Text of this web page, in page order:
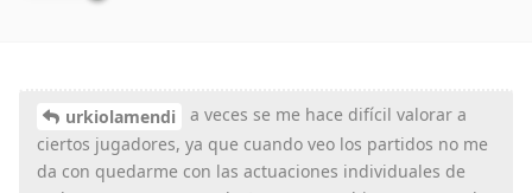
urkiolamendi
a veces se me hace difícil valorar a
ciertos jugadores, ya que cuando veo los partidos no me
da con quedarme con las actuaciones individuales de